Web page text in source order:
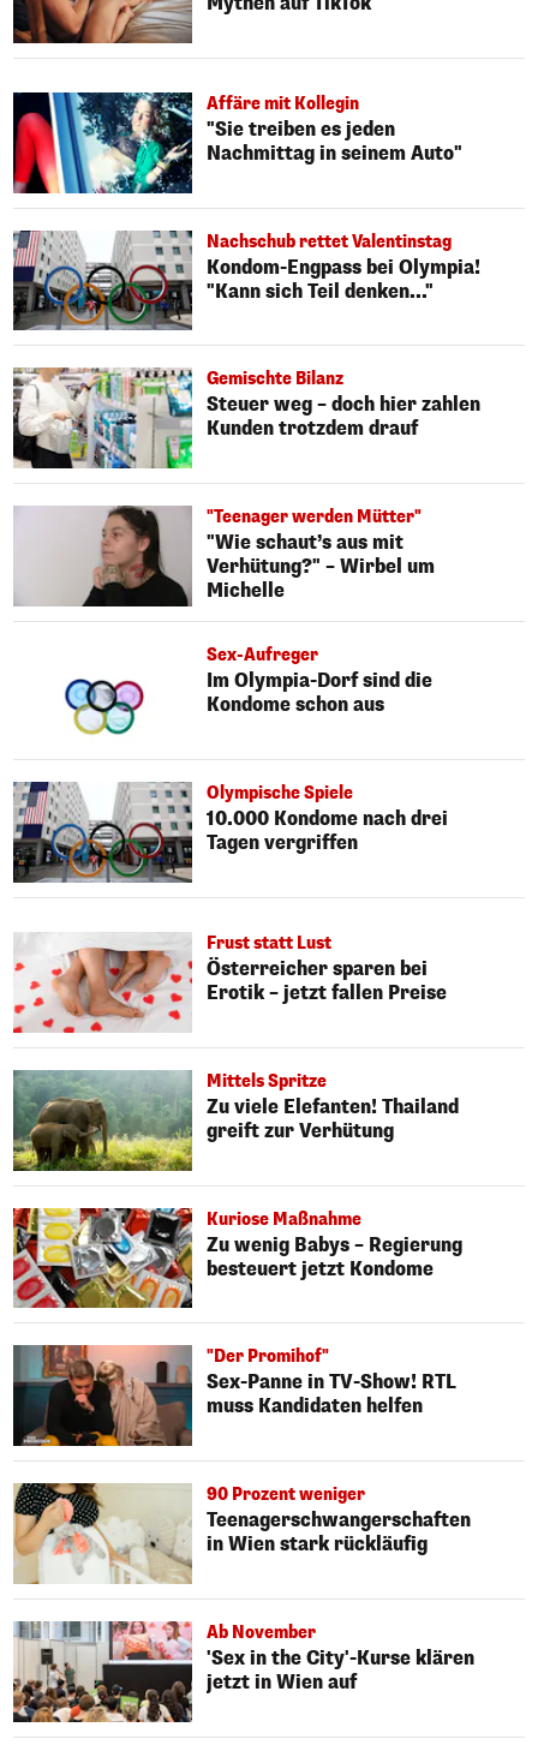
Affäre mit Kollegin
"Sie treiben es jeden
Nachmittag in seinem Auto"
Nachschub rettet Valentinstag
Kondom-Engpass bei Olympia!
"Kann sich Teil denken..."
Gemischte Bilanz
Steuer weg – doch hier zahlen
Kunden trotzdem drauf
"Teenager werden Mütter"
"Wie schaut’s aus mit
Verhütung?" – Wirbel um
Michelle
Sex-Aufreger
Im Olympia-Dorf sind die
Kondome schon aus
Olympische Spiele
10.000 Kondome nach drei
Tagen vergriffen
Frust statt Lust
Österreicher sparen bei
Erotik – jetzt fallen Preise
Mittels Spritze
Zu viele Elefanten! Thailand
greift zur Verhütung
Kuriose Maßnahme
Zu wenig Babys – Regierung
besteuert jetzt Kondome
"Der Promihof"
Sex-Panne in TV-Show! RTL
muss Kandidaten helfen
90 Prozent weniger
Teenagerschwangerschaften
in Wien stark rückläufig
Ab November
'Sex in the City'-Kurse klären
jetzt in Wien auf